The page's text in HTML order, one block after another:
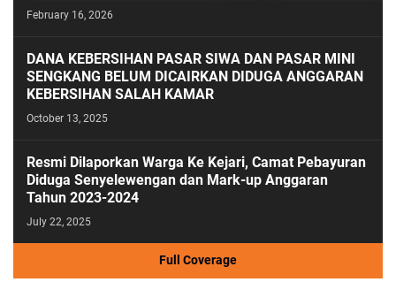
February 16, 2026
DANA KEBERSIHAN PASAR SIWA DAN PASAR MINI
SENGKANG BELUM DICAIRKAN DIDUGA ANGGARAN
KEBERSIHAN SALAH KAMAR
October 13, 2025
Resmi Dilaporkan Warga Ke Kejari, Camat Pebayuran
Diduga Senyelewengan dan Mark-up Anggaran
Tahun 2023-2024
July 22, 2025
Full Coverage